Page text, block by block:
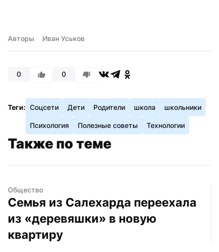
Авторы Иван Уськов
0 0
Теги: Соцсети Дети Родители школа школьники
Психология Полезные советы Технологии
Также по теме
Общество
Семья из Салехарда переехала
из «деревяшки» в новую
квартиру